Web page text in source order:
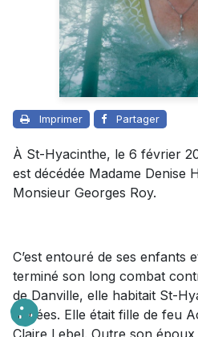
Imprimer Partager
À St-Hyacinthe, le 6 février
est décédée Madame Denise
Monsieur Georges Roy.
C’est entouré de ses enfants
terminé son long combat
de Danville, elle habitait St-
années. Elle était fille de feu